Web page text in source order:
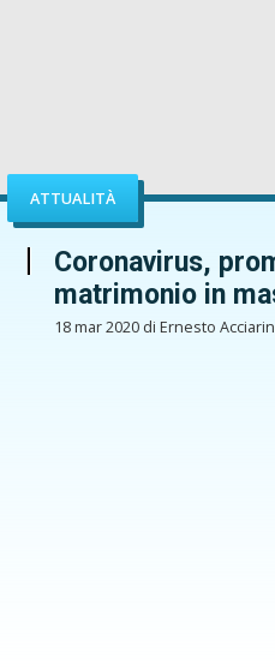
ATTUALITÀ
Coronavirus,
matrimonio in
18 mar 2020 di Ernesto